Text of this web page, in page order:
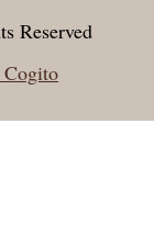
Reserved
Cogito